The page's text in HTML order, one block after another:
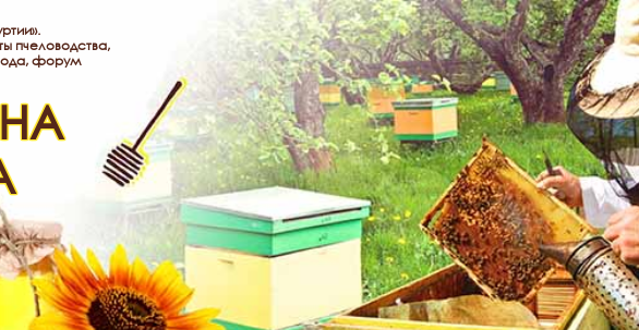
пчеловодства,
форум